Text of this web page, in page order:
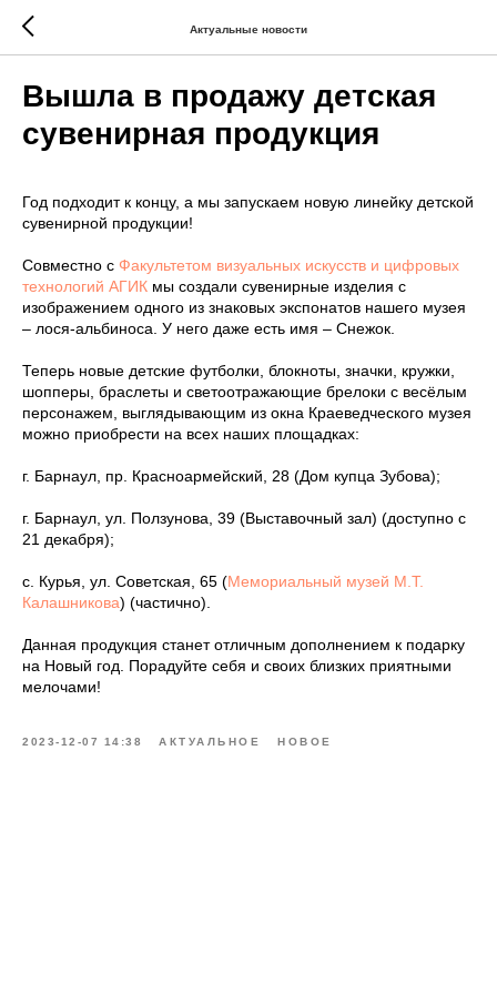
Актуальные новости
Вышла в продажу детская
сувенирная продукция
Год подходит к концу, а мы запускаем новую линейку детской
сувенирной продукции!
Совместно с Факультетом визуальных искусств и цифровых
технологий АГИК мы создали сувенирные изделия с
изображением одного из знаковых экспонатов нашего музея
– лося-альбиноса. У него даже есть имя – Снежок.
Теперь новые детские футболки, блокноты, значки, кружки,
шопперы, браслеты и светоотражающие брелоки с весёлым
персонажем, выглядывающим из окна Краеведческого музея
можно приобрести на всех наших площадках:
г. Барнаул, пр. Красноармейский, 28 (Дом купца Зубова);
г. Барнаул, ул. Ползунова, 39 (Выставочный зал) (доступно с
21 декабря);
с. Курья, ул. Советская, 65 (Мемориальный музей М.Т.
Калашникова) (частично).
Данная продукция станет отличным дополнением к подарку
на Новый год. Порадуйте себя и своих близких приятными
мелочами!
2023-12-07 14:38 АКТУАЛЬНОЕ НОВОЕ